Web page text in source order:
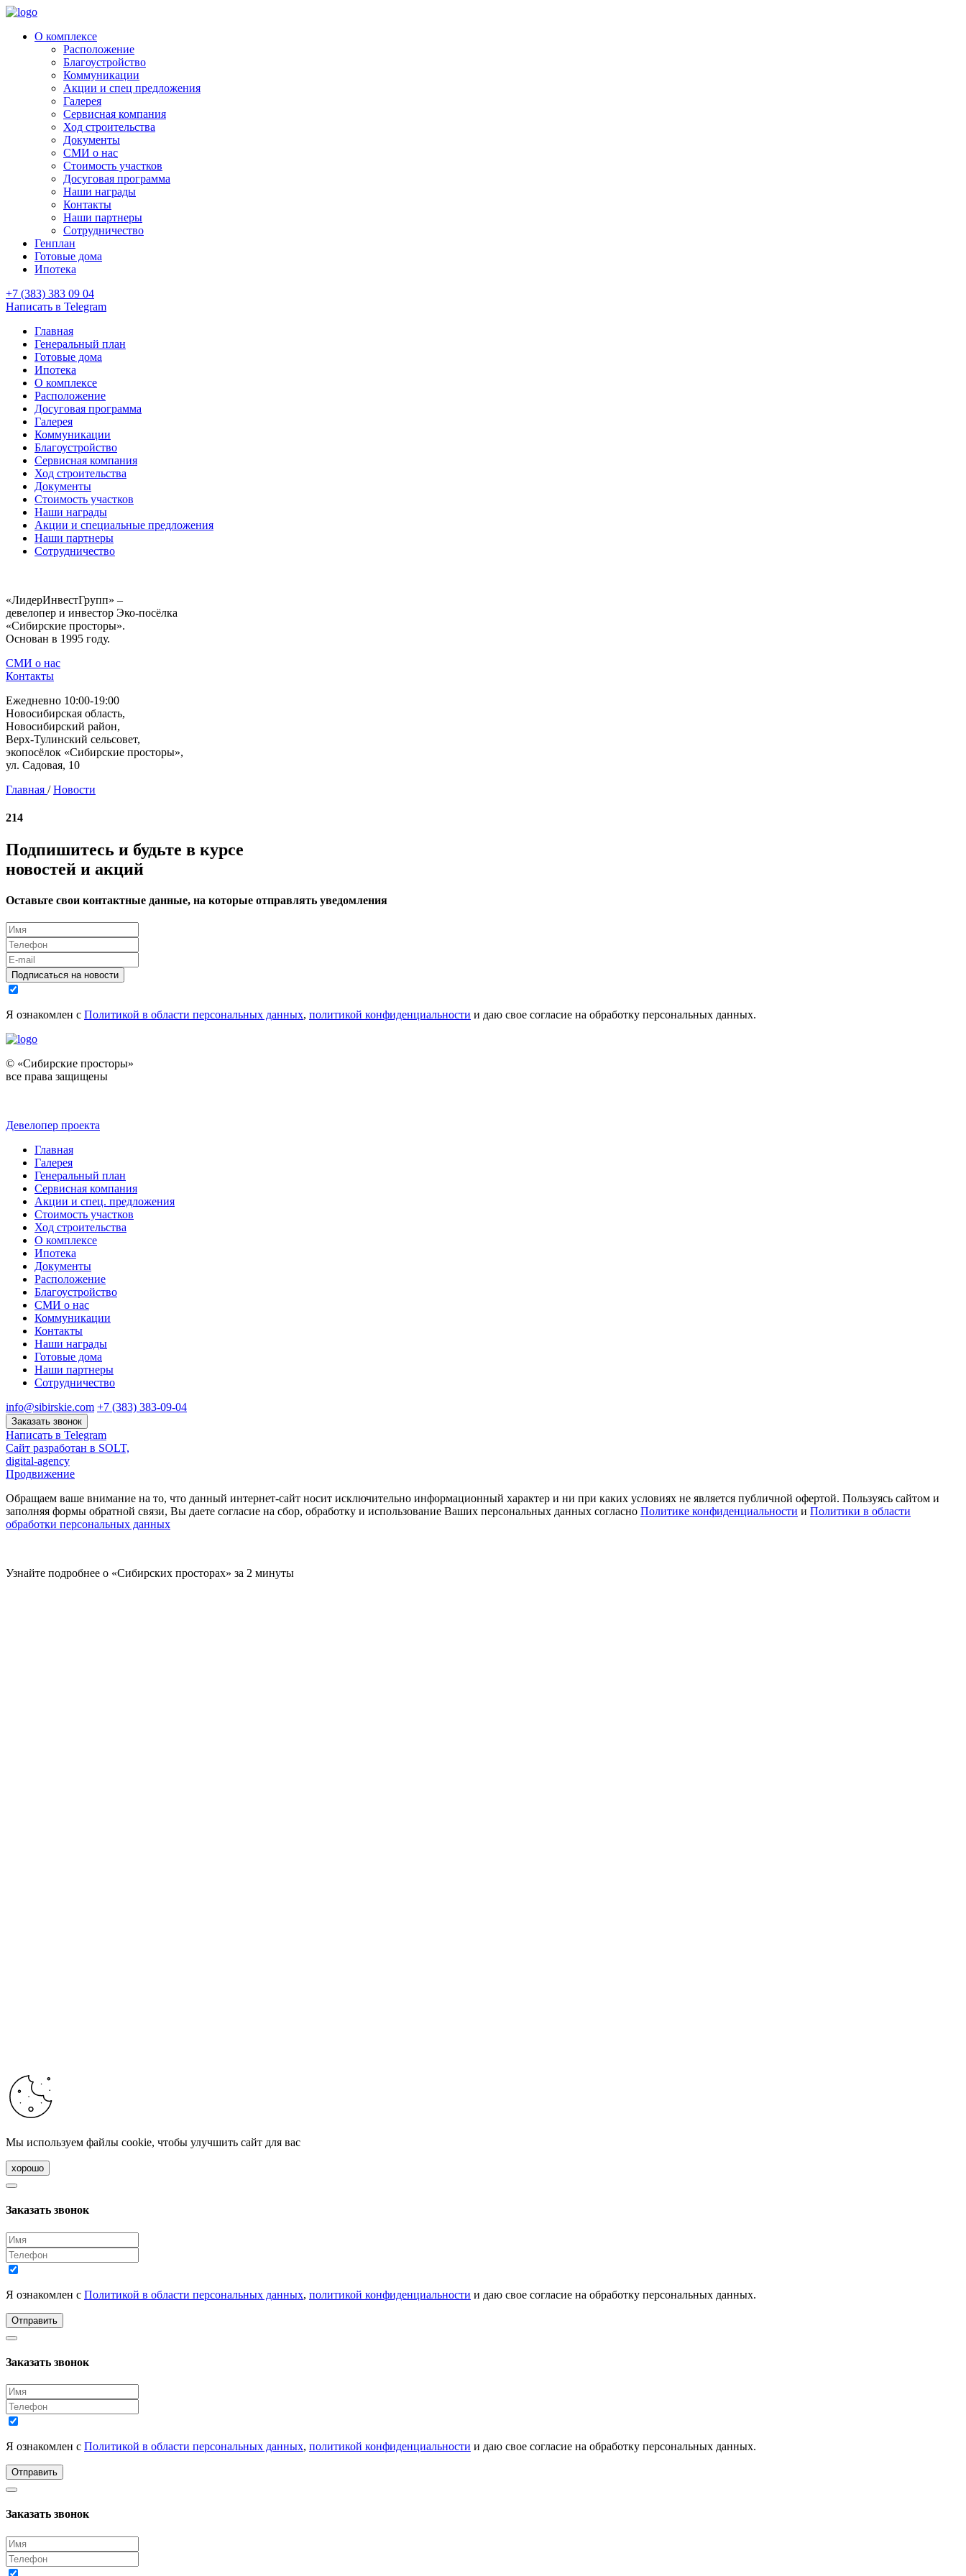
О комплексе
Расположение
Благоустройство
Коммуникации
Акции и спец предложения
Галерея
Сервисная компания
Ход строительства
Документы
СМИ о нас
Стоимость участков
Досуговая программа
Наши награды
Контакты
Наши партнеры
Сотрудничество
Генплан
Готовые дома
Ипотека
+7 (383) 383 09 04
Написать в Telegram
Главная
Генеральный план
Готовые дома
Ипотека
О комплексе
Расположение
Досуговая программа
Галерея
Коммуникации
Благоустройство
Сервисная компания
Ход строительства
Документы
Стоимость участков
Наши награды
Акции и специальные предложения
Наши партнеры
Сотрудничество
«ЛидерИнвестГрупп» –
девелопер и инвестор Эко-посёлка
«Сибирские просторы».
Основан в 1995 году.
СМИ о нас
Контакты
Ежедневно 10:00-19:00
Новосибирская область,
Новосибирский район,
Верх-Тулинский сельсовет,
экопосёлок «Сибирские просторы»,
ул. Садовая, 10
Главная / Новости
214
Подпишитесь и будьте в курсе
новостей и акций
Оставьте свои контактные данные, на которые отправлять уведомления
Подписаться на новости
Я ознакомлен с Политикой в области персональных данных, политикой конфиденциальности и даю свое согласие на обработку персональных данных.
© «Сибирские просторы»
все права защищены
Девелопер проекта
Главная
Галерея
Генеральный план
Сервисная компания
Акции и спец. предложения
Стоимость участков
Ход строительства
О комплексе
Ипотека
Документы
Расположение
Благоустройство
СМИ о нас
Коммуникации
Контакты
Наши награды
Готовые дома
Наши партнеры
Сотрудничество
info@sibirskie.com +7 (383) 383-09-04
Заказать звонок
Написать в Telegram
Сайт разработан в SOLT,
digital-agency
Продвижение
Обращаем ваше внимание на то, что данный интернет-сайт носит исключительно информационный характер и ни при каких условиях не является публичной офертой. Пользуясь сайтом и
заполняя формы обратной связи, Вы даете согласие на сбор, обработку и использование Ваших персональных данных согласно Политике конфиденциальности и Политики в области
обработки персональных данных
Узнайте подробнее о «Сибирских просторах» за 2 минуты
Мы используем файлы cookie, чтобы улучшить сайт для вас
хорошо
Заказать звонок
Я ознакомлен с Политикой в области персональных данных, политикой конфиденциальности и даю свое согласие на обработку персональных данных.
Отправить
Заказать звонок
Я ознакомлен с Политикой в области персональных данных, политикой конфиденциальности и даю свое согласие на обработку персональных данных.
Отправить
Заказать звонок